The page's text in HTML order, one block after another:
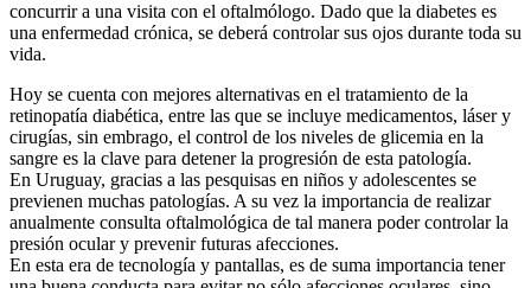
concurrir a una visita con el oftalmólogo. Dado que la diabetes es
una enfermedad crónica, se deberá controlar sus ojos durante toda su
vida.
Hoy se cuenta con mejores alternativas en el tratamiento de la
retinopatía diabética, entre las que se incluye medicamentos, láser y
cirugías, sin embrago, el control de los niveles de glicemia en la
sangre es la clave para detener la progresión de esta patología.
En Uruguay, gracias a las pesquisas en niños y adolescentes se
previenen muchas patologías. A su vez la importancia de realizar
anualmente consulta oftalmológica de tal manera poder controlar la
presión ocular y prevenir futuras afecciones.
En esta era de tecnología y pantallas, es de suma importancia tener